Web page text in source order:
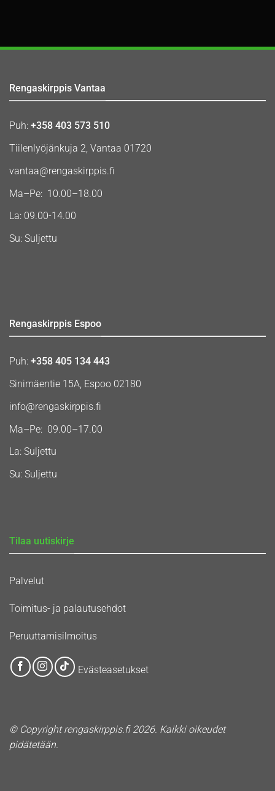
Rengaskirppis Vantaa
Puh: +358 403 573 510
Tiilenlyöjänkuja 2, Vantaa 01720
vantaa@rengaskirppis.fi
Ma–Pe: 10.00–18.00
La: 09.00-14.00
Su: Suljettu
Rengaskirppis Espoo
Puh: +358 405 134 443
Sinimäentie 15A, Espoo 02180
info@rengaskirppis.fi
Ma–Pe: 09.00–17.00
La: Suljettu
Su: Suljettu
Tilaa uutiskirje
Palvelut
Toimitus- ja palautusehdot
Peruuttamisilmoitus
Evästeasetukset
© Copyright rengaskirppis.fi 2026. Kaikki oikeudet
pidätetään.